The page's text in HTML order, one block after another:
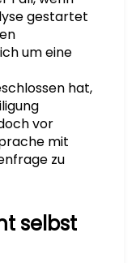
gestartet
um eine
hat,
vor
mit
zu
selbst